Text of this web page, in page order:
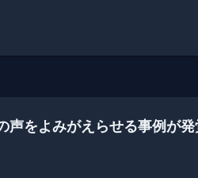
声をよみがえらせる事例が発